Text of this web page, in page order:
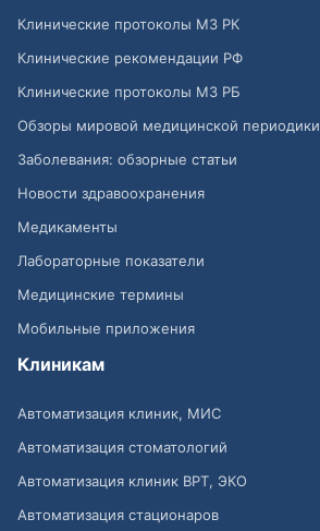
Клинические протоколы МЗ РК
Клинические рекомендации РФ
Клинические протоколы МЗ РБ
Обзоры мировой медицинской периодики
Заболевания: обзорные статьи
Новости здравоохранения
Медикаменты
Лабораторные показатели
Медицинские термины
Мобильные приложения
Клиникам
Автоматизация клиник, МИС
Автоматизация стоматологий
Автоматизация клиник ВРТ, ЭКО
Автоматизация стационаров